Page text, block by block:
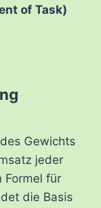
of Task)
Gewichts
jeder
Formel für
die Basis